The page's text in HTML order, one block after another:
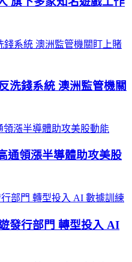
洗錢系統 澳洲監管機關
通領漲半導體助攻美股
發行部門 轉型投入 AI